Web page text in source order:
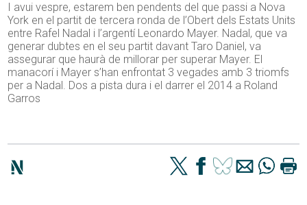
I avui vespre, estarem ben pendents del que passi a Nova
York en el partit de tercera ronda de l’Obert dels Estats Units
entre Rafel Nadal i l’argentí Leonardo Mayer. Nadal, que va
generar dubtes en el seu partit davant Taro Daniel, va
assegurar que haurà de millorar per superar Mayer. El
manacorí i Mayer s’han enfrontat 3 vegades amb 3 triomfs
per a Nadal. Dos a pista dura i el darrer el 2014 a Roland
Garros